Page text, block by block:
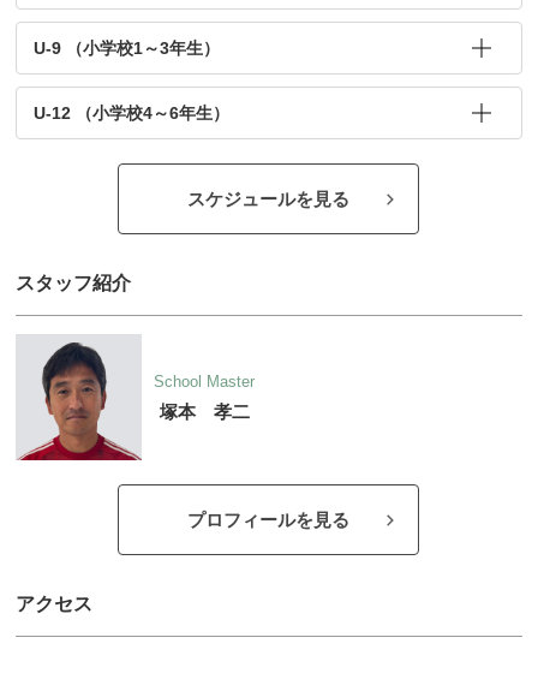
U-9 （小学校1～3年生）
U-12 （小学校4～6年生）
スケジュールを見る
スタッフ紹介
School Master
塚本 孝二
プロフィールを見る
アクセス